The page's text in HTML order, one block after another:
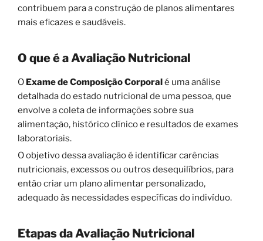
contribuem para a construção de planos alimentares
mais eficazes e saudáveis.
O que é a Avaliação Nutricional
O Exame de Composição Corporalé uma análise
detalhada do estado nutricional de uma pessoa, que
envolve a coleta de informações sobre sua
alimentação, histórico clínico e resultados de exames
laboratoriais.
O objetivo dessa avaliação é identificar carências
nutricionais, excessos ou outros desequilíbrios, para
então criar um plano alimentar personalizado,
adequado às necessidades específicas do indivíduo.
Etapas da Avaliação Nutricional